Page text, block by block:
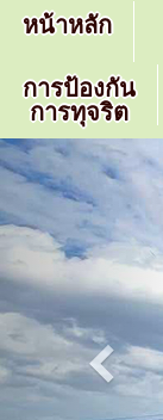
หน้าหลัก
การป้องกัน
การทุจริต